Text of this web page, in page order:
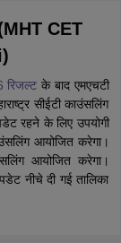
(MHT CET
रिजल्ट के बाद एमएचटी
सीईटी काउंसलिंग
रहने के लिए उपयोगी
आयोजित करेगा।
आयोजित करेगा।
नीचे दी गई तालिका